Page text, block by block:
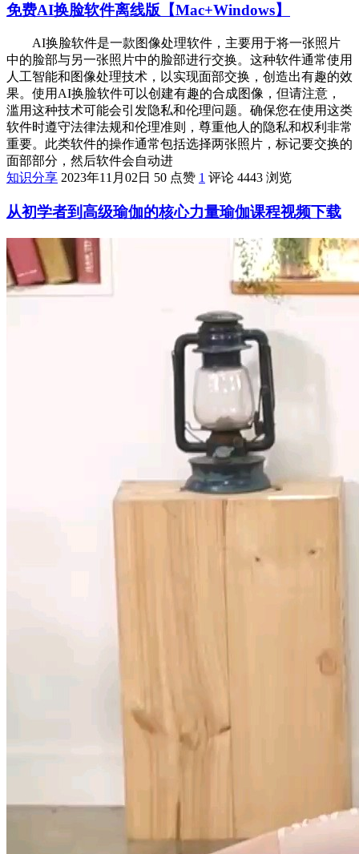
免费AI换脸软件离线版【Mac+Windows】
AI换脸软件是一款图像处理软件，主要用于将一张照片
中的脸部与另一张照片中的脸部进行交换。这种软件通常使用
人工智能和图像处理技术，以实现面部交换，创造出有趣的效
果。使用AI换脸软件可以创建有趣的合成图像，但请注意，
滥用这种技术可能会引发隐私和伦理问题。确保您在使用这类
软件时遵守法律法规和伦理准则，尊重他人的隐私和权利非常
重要。此类软件的操作通常包括选择两张照片，标记要交换的
面部部分，然后软件会自动进
知识分享 2023年11月02日 50 点赞 1 评论 4443 浏览
从初学者到高级瑜伽的核心力量瑜伽课程视频下载